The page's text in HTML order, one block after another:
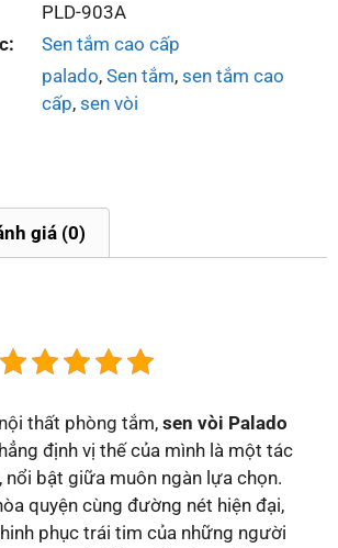
PLD-903A
Sen tắm cao cấp
palado, Sen tắm, sen tắm cao
cấp, sen vòi
giá (0)
thất phòng tắm,sen vòi Palado
định vị thế của mình là một tác
nổi bật giữa muôn ngàn lựa chọn.
quyện cùng đường nét hiện đại,
phục trái tim của những người